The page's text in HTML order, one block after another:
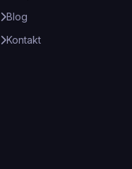
Blog
Kontakt